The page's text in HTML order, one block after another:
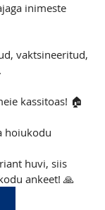
inimeste
vaktsineeritud,
kassitoas! 🏠
hoiukodu
huvi, siis
ankeet! 🙏